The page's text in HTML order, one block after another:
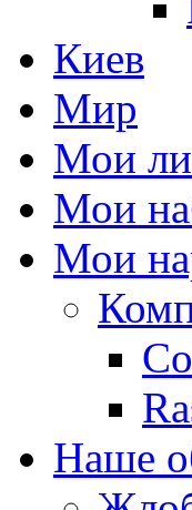
Киев
Мир
Мои
Мои
Мои
Наше